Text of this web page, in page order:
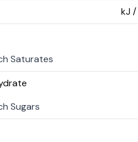
kJ /
Saturates
Sugars